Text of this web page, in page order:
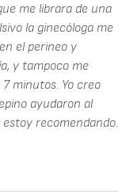
me librara de una
la ginecóloga me
el perineo y
y tampoco me
minutos. Yo creo
ayudaron al
recomendando.